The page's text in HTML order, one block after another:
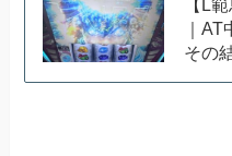
｜
その